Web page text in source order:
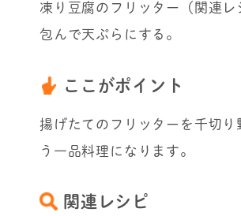
凍り豆腐のフリッター（関連
包んで天ぷらにする。
ここがポイント
揚げたてのフリッターを千切
う一品料理になります。
関連レシピ